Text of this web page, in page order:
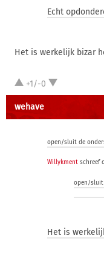
Echt
Het is werkelijk bizar
+1/-0
wehave
open/sluit de
Willykment schreef
open/sluit
Het is